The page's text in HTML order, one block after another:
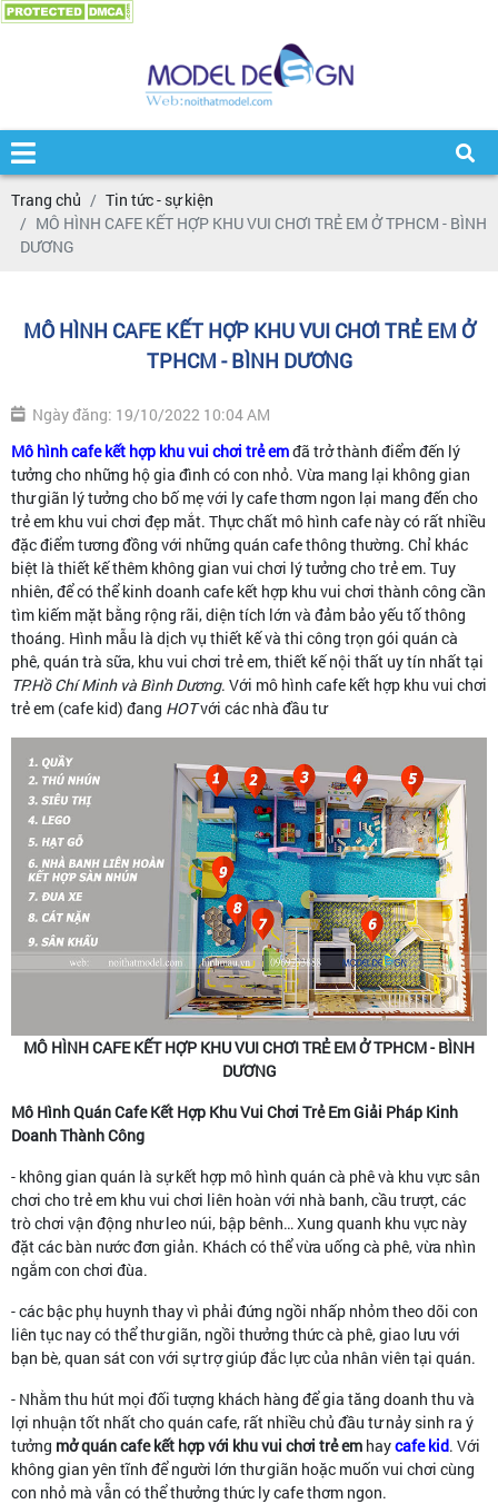
Trang chủ
Tin tức - sự kiện
MÔ HÌNH CAFE KẾT HỢP KHU VUI CHƠI TRẺ EM Ở TPHCM - BÌNH
DƯƠNG
MÔ HÌNH CAFE KẾT HỢP KHU VUI CHƠI TRẺ EM Ở
TPHCM - BÌNH DƯƠNG
Ngày đăng: 19/10/2022 10:04 AM
Mô hình cafe kết hợp khu vui chơi trẻ emđã trở thành điểm đến lý
tưởng cho những hộ gia đình có con nhỏ. Vừa mang lại không gian
thư giãn lý tưởng cho bố mẹ với ly cafe thơm ngon lại mang đến cho
trẻ em khu vui chơi đẹp mắt. Thực chất mô hình cafe này có rất nhiều
đặc điểm tương đồng với những quán cafe thông thường. Chỉ khác
biệt là thiết kế thêm không gian vui chơi lý tưởng cho trẻ em. Tuy
nhiên, để có thể kinh doanh cafe kết hợp khu vui chơi thành công cần
tìm kiếm mặt bằng rộng rãi, diện tích lớn và đảm bảo yếu tố thông
thoáng. Hình mẫu là dịch vụ thiết kế và thi công trọn gói quán cà
phê, quán trà sữa, khu vui chơi trẻ em, thiết kế nội thất uy tín nhất tại
TP.Hồ Chí Minh và Bình Dương. Với mô hình cafe kết hợp khu vui chơi
trẻ em (cafe kid) đang HOTvới các nhà đầu tư
MÔ HÌNH CAFE KẾT HỢP KHU VUI CHƠI TRẺ EM Ở TPHCM - BÌNH
DƯƠNG
Mô Hình Quán Cafe Kết Hợp Khu Vui Chơi Trẻ Em Giải Pháp Kinh
Doanh Thành Công
- không gian quán là sự kết hợp mô hình quán cà phê và khu vực sân
chơi cho trẻ em khu vui chơi liên hoàn với nhà banh, cầu trượt, các
trò chơi vận động như leo núi, bập bênh… Xung quanh khu vực này
đặt các bàn nước đơn giản. Khách có thể vừa uống cà phê, vừa nhìn
ngắm con chơi đùa.
- các bậc phụ huynh thay vì phải đứng ngồi nhấp nhỏm theo dõi con
liên tục nay có thể thư giãn, ngồi thưởng thức cà phê, giao lưu với
bạn bè, quan sát con với sự trợ giúp đắc lực của nhân viên tại quán.
- Nhằm thu hút mọi đối tượng khách hàng để gia tăng doanh thu và
lợi nhuận tốt nhất cho quán cafe, rất nhiều chủ đầu tư nảy sinh ra ý
tưởng mở quán cafe kết hợp với khu vui chơi trẻ em haycafe kid. Với
không gian yên tĩnh để người lớn thư giãn hoặc muốn vui chơi cùng
con nhỏ mà vẫn có thể thưởng thức ly cafe thơm ngon.